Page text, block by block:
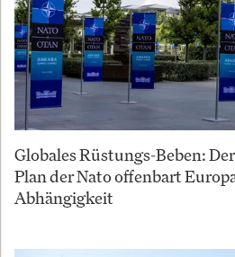
Globales Rüstungs-Beben:
Plan der Nato offenbart
Abhängigkeit